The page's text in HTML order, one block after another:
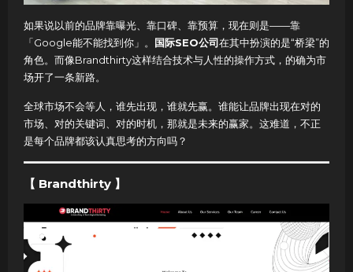
如果说以前的品牌靠曝光、靠口碑、靠预算，现在则是——靠
「Google能不能找到你」。 国际SEO公司在其中扮演的是“桥梁”的
角色。而像Brandthirty这样结合技术与人性的操作方式，的确为市
场开了一条新路。
全球市场不会等人，谁先出现，谁就先赢。谁能让品牌出现在对的
市场、对的关键词、对的时机，那就是未来的赢家。这难道，不正
是每个品牌都该认真思考的方向吗？
【 Brandthirty 】